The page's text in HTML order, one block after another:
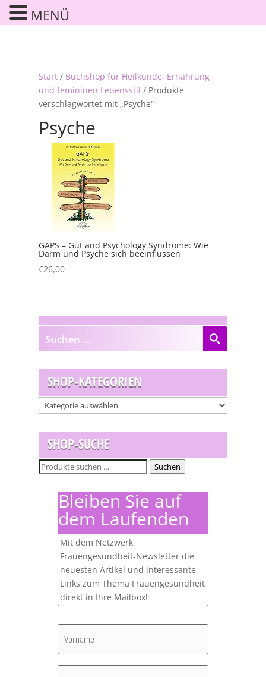
Start/ Buchshop für Heilkunde, Ernährung
und femininen Lebensstil / Produkte
verschlagwortet mit „Psyche“
Psyche
GAPS – Gut and Psychology Syndrome: Wie
Darm und Psyche sich beeinflussen
€26,00
SHOP-KATEGORIEN
SHOP-SUCHE
Suchen
Suchen
Bleiben Sie auf
dem Laufenden
Mit dem Netzwerk
Frauengesundheit-Newsletter die
neuesten Artikel und interessante
Links zum Thema Frauengesundheit
direkt in Ihre Mailbox!
MENÜ